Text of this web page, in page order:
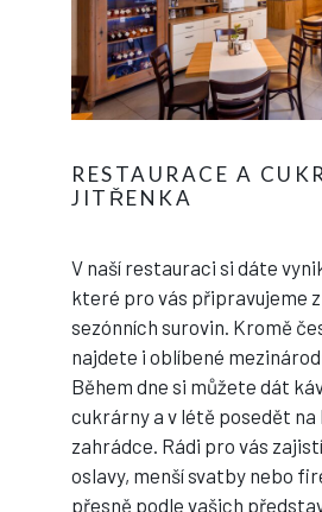
RESTAURACE A
JITŘENKA
V naší restauraci si dáte
které pro vás připravujeme
sezónních surovin. Kromě
najdete i oblíbené
Během dne si můžete dát
cukrárny a v létě posedět na
zahrádce. Rádi pro vás
oslavy, menší svatby nebo
přesně podle vašich